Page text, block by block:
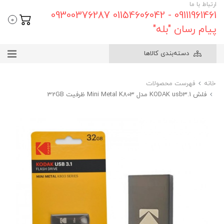
ارتباط با ما
09111961461 - 01154606042 09300376287
پیام رسان "بله"
0
دسته‌بندی کالاها
خانه
فهرست محصولات
فلش KODAK usb3.1 مدل Mini Metal K803 ظرفیت 32GB